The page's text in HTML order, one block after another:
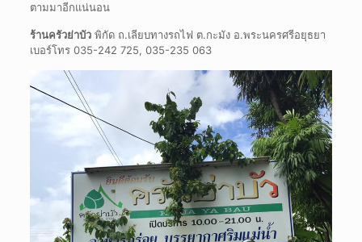
ตามมาอีกแน่นอน
ร้านครัวย่าบัวพิกัด ถ.เลียบทางรถไฟ ต.กะมัง อ.พระนครศรีอยุธยา
เบอร์โทร 035-242 725, 035-235 063